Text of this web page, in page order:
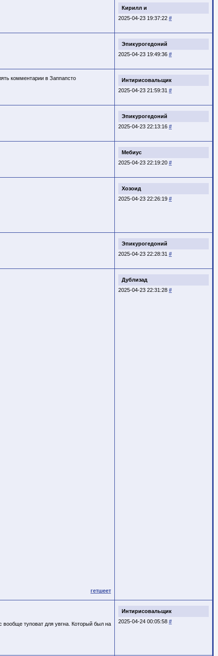
Кирилл и
2025-04-23 19:37:22 #
Эпикурогедоний
2025-04-23 19:49:36 #
Интирисовальщик
2025-04-23 21:59:31 #
комментарии в Заппапсто
Эпикурогедоний
2025-04-23 22:13:16 #
Мебиус
2025-04-23 22:19:20 #
Хозоид
2025-04-23 22:26:19 #
Эпикурогедоний
2025-04-23 22:28:31 #
Дублизад
2025-04-23 22:31:28 #
гетшеет
Интирисовальщик
2025-04-24 00:05:58 #
вообще туповат для увгна. Который был на